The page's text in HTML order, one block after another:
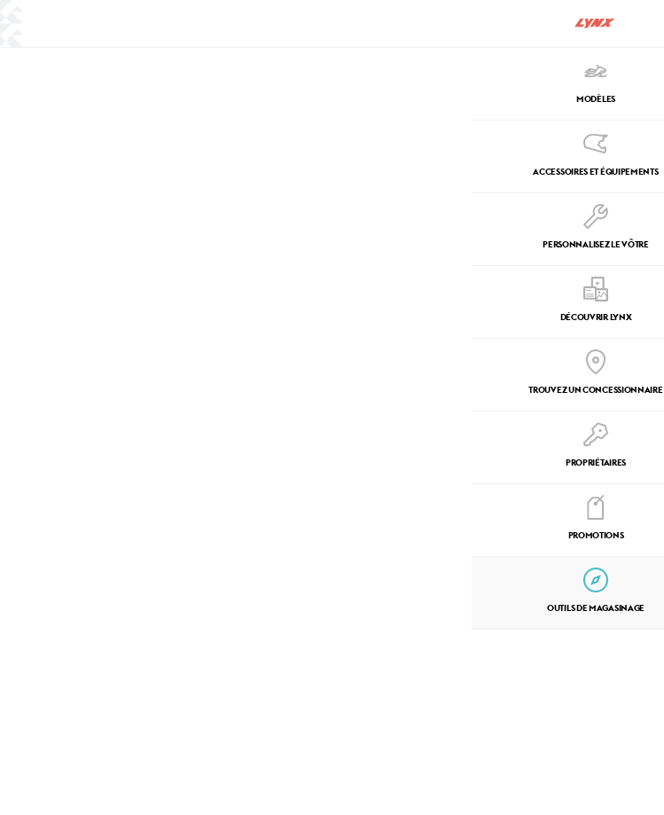
MODÈLES
ACCESSOIRES ET ÉQUIPEMENTS
PERSONNALISEZ LE VÔTRE
DÉCOUVRIR LYNX
TROUVEZ UN CONCESSIONNAIRE
PROPRIÉTAIRES
PROMOTIONS
OUTILS DE MAGASINAGE